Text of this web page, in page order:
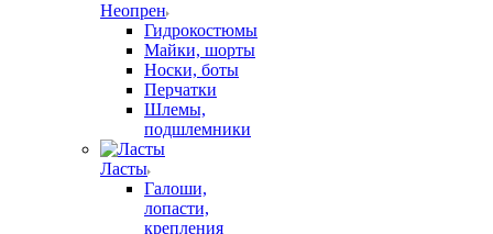
Неопрен
Гидрокостюмы
Майки, шорты
Носки, боты
Перчатки
Шлемы,
подшлемники
Ласты
Галоши,
лопасти,
крепления